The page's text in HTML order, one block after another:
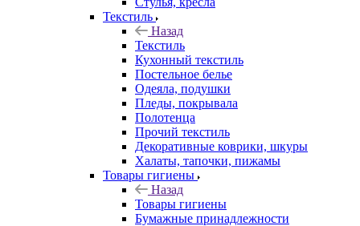
Текстиль
Назад
Текстиль
Кухонный текстиль
Постельное белье
Одеяла, подушки
Пледы, покрывала
Полотенца
Прочий текстиль
Декоративные коврики, шкуры
Халаты, тапочки, пижамы
Товары гигиены
Назад
Товары гигиены
Бумажные принадлежности